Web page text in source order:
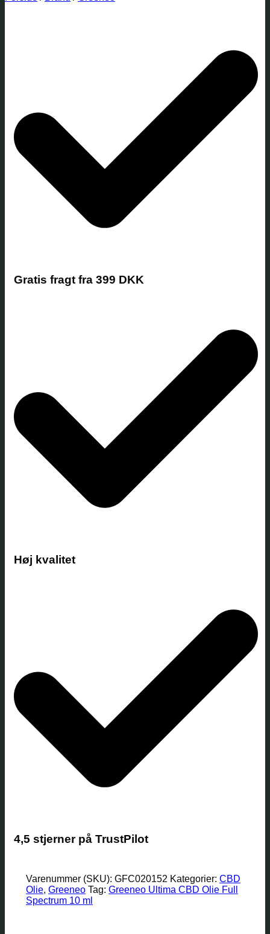
Gratis fragt fra 399 DKK
Høj kvalitet
4,5 stjerner på TrustPilot
Varenummer (SKU): GFC020152 Kategorier: CBD
Olie, Greeneo Tag: Greeneo Ultima CBD Olie Full
Spectrum 10 ml